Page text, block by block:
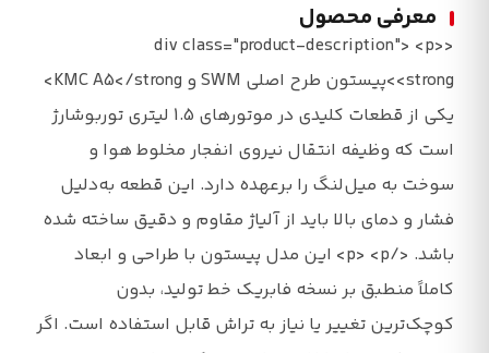
معرفی محصول
<div class="product-description"> <p>
<strong>پیستون طرح اصلی SWM و KMC A5</strong>
یکی از قطعات کلیدی در موتورهای 1.5 لیتری توربوشارژ
است که وظیفه انتقال نیروی انفجار مخلوط هوا و
سوخت به میل‌لنگ را برعهده دارد. این قطعه به‌دلیل
فشار و دمای بالا باید از آلیاژ مقاوم و دقیق ساخته شده
باشد. </p> <p> این مدل پیستون با طراحی و ابعاد
کاملاً منطبق بر نسخه فابریک خط تولید، بدون
کوچک‌ترین تغییر یا نیاز به تراش قابل استفاده است. اگر